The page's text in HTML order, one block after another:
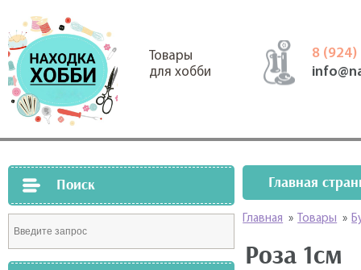
Товары
для хобби
8 (924)
Поиск Главная
Главная » Товары »
Роза 1см